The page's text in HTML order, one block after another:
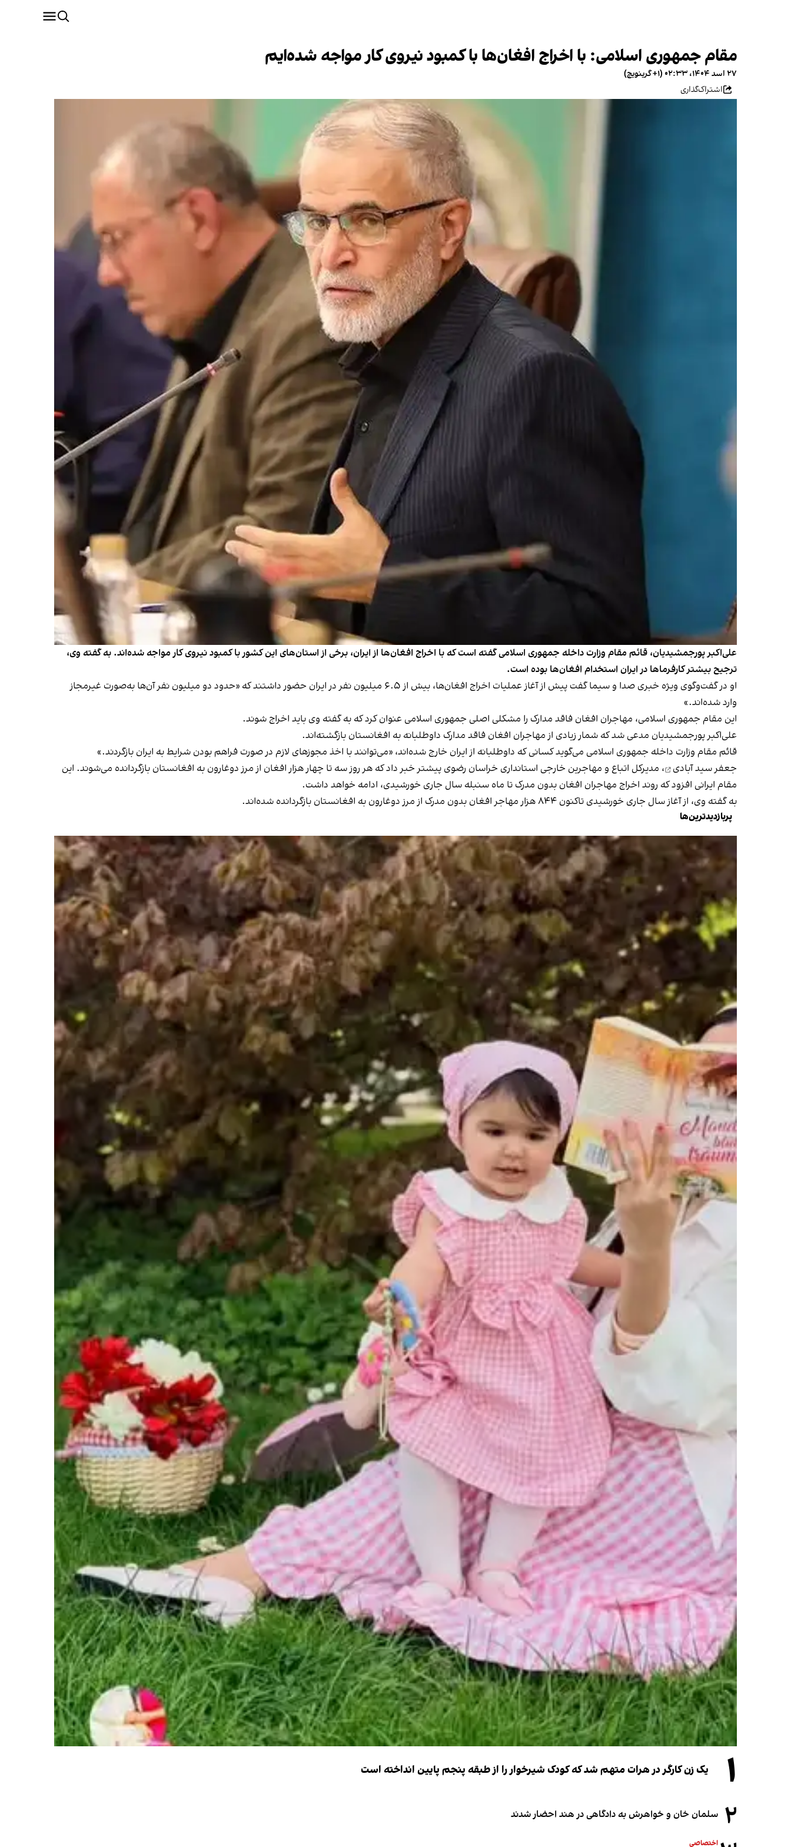
مقام جمهوری اسلامی: با اخراج افغان‌ها با کمبود نیروی کار مواجه شده‌ایم
۲۷ اسد ۱۴۰۴، ۰۲:۳۳ (‎+۱ گرینویچ)
اشتراک‌گذاری
علی‌اکبر پورجمشیدیان، قائم‌ مقام وزارت داخله جمهوری اسلامی گفته است که با اخراج افغان‌ها از ایران، برخی از استان‌های این کشور با کمبود نیروی کار مواجه شده‌اند. به گفته وی،
ترجیح بیشتر کارفرماها در ایران استخدام افغان‌ها بوده است.
او در گفت‌وگوی ویژه خبری صدا و سیما گفت پیش از آغاز عملیات اخراج افغان‌ها، بیش از ۶.۵ میلیون نفر در ایران حضور داشتند که «حدود دو میلیون نفر آن‌ها به‌صورت غیرمجاز
وارد شده‌اند.»
این مقام جمهوری اسلامی، مهاجران افغان فاقد مدارک را مشکلی اصلی جمهوری اسلامی عنوان کرد که به گفته وی باید اخراج شوند.
علی‌اکبر پورجمشیدیان مدعی شد که شمار زیادی از مهاجران افغان فاقد مدارک داوطلبانه به افغانستان بازگشته‌اند.
قائم‌ مقام وزارت داخله جمهوری اسلامی می‌گوید کسانی که داوطلبانه از ایران خارج شده‌اند، «می‌توانند با اخذ مجوزهای لازم در صورت فراهم بودن شرایط به ایران بازگردند.»
جعفر سید آبادی
، مدیرکل اتباع و مهاجرین خارجی استانداری خراسان رضوی پیشتر خبر داد که هر روز سه تا چهار هزار افغان از مرز دوغارون به افغانستان بازگردانده می‌شوند. این
مقام ایرانی افزود که روند اخراج مهاجران افغان بدون مدرک تا ماه سنبله سال جاری خورشیدی، ادامه خواهد داشت.
به گفته وی، از آغاز سال جاری خورشیدی تاکنون ۸۴۴ هزار مهاجر افغان بدون مدرک از مرز دوغارون به افغانستان بازگردانده شده‌اند.
پربازدیدترین‌ها
۱ یک زن کارگر در هرات متهم شد که کودک شیرخوار را از طبقه پنجم پایین انداخته است
۲ سلمان خان و خواهرش به دادگاهی در هند احضار شدند
اختصاصی